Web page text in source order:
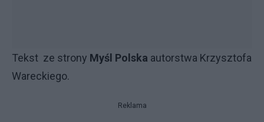
Tekst ze strony Myśl Polska autorstwa Krzysztofa
Wareckiego.
Reklama